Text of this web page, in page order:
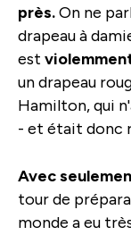
près.On ne
drapeau à
est
un drapeau
Hamilton, qui
- et était donc
Avec
tour de
monde a eu